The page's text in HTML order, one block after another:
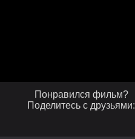
Понравился фильм?
Поделитесь с друзьями: